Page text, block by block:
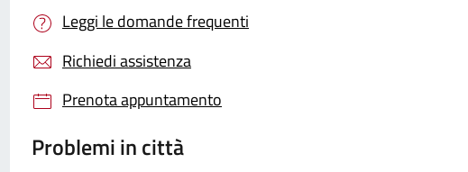
Leggi le domande frequenti
Richiedi assistenza
Prenota appuntamento
Problemi in città